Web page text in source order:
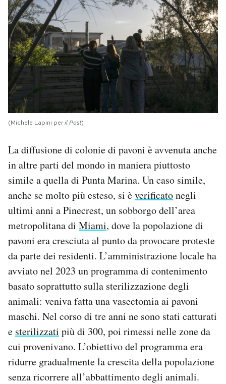
(Michele Lapini peril Post)
La diffusione di colonie di pavoni è avvenuta anche
in altre parti del mondo in maniera piuttosto
simile a quella di Punta Marina. Un caso simile,
anche se molto più esteso, si èverificatonegli
ultimi anni a Pinecrest, un sobborgo dell’area
metropolitana di Miami, dove la popolazione di
pavoni era cresciuta al punto da provocare proteste
da parte dei residenti. L’amministrazione locale ha
avviato nel 2023 un programma di contenimento
basato soprattutto sulla sterilizzazione degli
animali: veniva fatta una vasectomia ai pavoni
maschi. Nel corso di tre anni ne sono stati catturati
e sterilizzati più di 300, poi rimessi nelle zone da
cui provenivano. L’obiettivo del programma era
ridurre gradualmente la crescita della popolazione
senza ricorrere all’abbattimento degli animali.